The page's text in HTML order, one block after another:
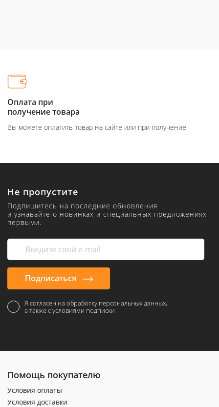
Оплата при
получение товара
Вы можете оплатить товар на сайте или при получение
Не пропустите
Подпишитесь на последние обновления
и узнавайте о новинках и специальных предложениях
первыми.
Подписаться
Я согласен на обработку персональных данных,
а также с условиями подписки
Помощь покупателю
Условия оплаты
Условия доставки